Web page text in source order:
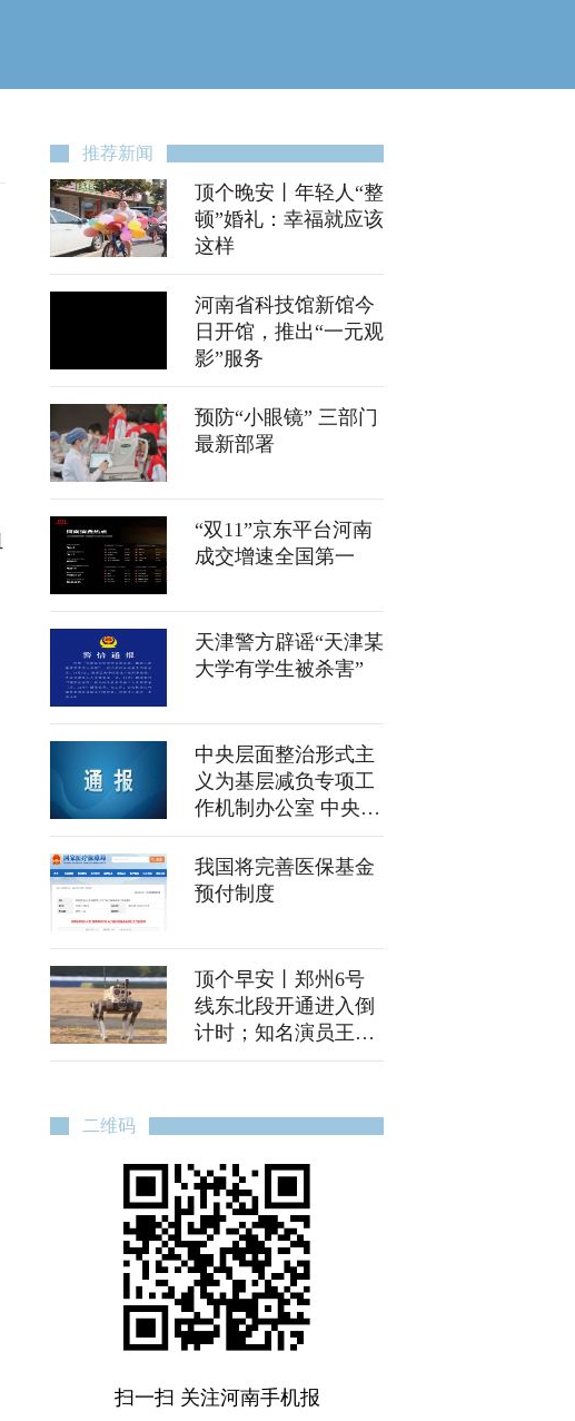
推荐新闻
顶个晚安丨年轻人“整
顿”婚礼：幸福就应该
这样
河南省科技馆新馆今
日开馆，推出“一元观
影”服务
预防“小眼镜” 三部门
最新部署
“双11”京东平台河南
成交增速全国第一
天津警方辟谣“天津某
大学有学生被杀害”
中央层面整治形式主
义为基层减负专项工
作机制办公室 中央纪
委办公厅公开通报3
起整治形式主义为基
层减负典型问题
我国将完善医保基金
预付制度
顶个早安丨郑州6号
线东北段开通进入倒
计时；知名演员王
斑，履新国家大剧院
二维码
扫一扫 关注河南手机报